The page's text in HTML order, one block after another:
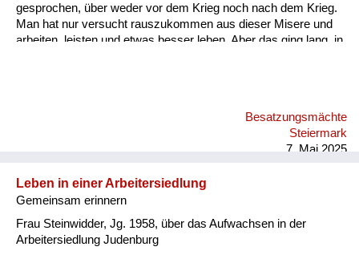
gesprochen, über weder vor dem Krieg noch nach dem Krieg.
Man hat nur versucht rauszukommen aus dieser Misere und
arbeiten, leisten und etwas besser leben. Aber das ging lang, in
ein Elend war. Wenn Fliegeralarm sind wir durch die Straßen
Besatzungsmächte
Steiermark
7. Mai 2025
Leben in einer Arbeitersiedlung
Gemeinsam erinnern
Frau Steinwidder, Jg. 1958, über das Aufwachsen in der
Arbeitersiedlung Judenburg